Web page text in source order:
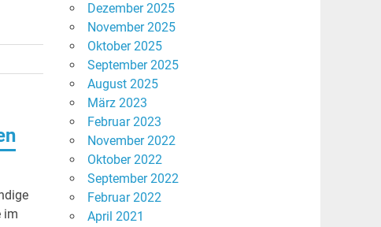
im
Dezember 2025
November 2025
Oktober 2025
September 2025
August 2025
März 2023
Februar 2023
November 2022
Oktober 2022
September 2022
Februar 2022
April 2021